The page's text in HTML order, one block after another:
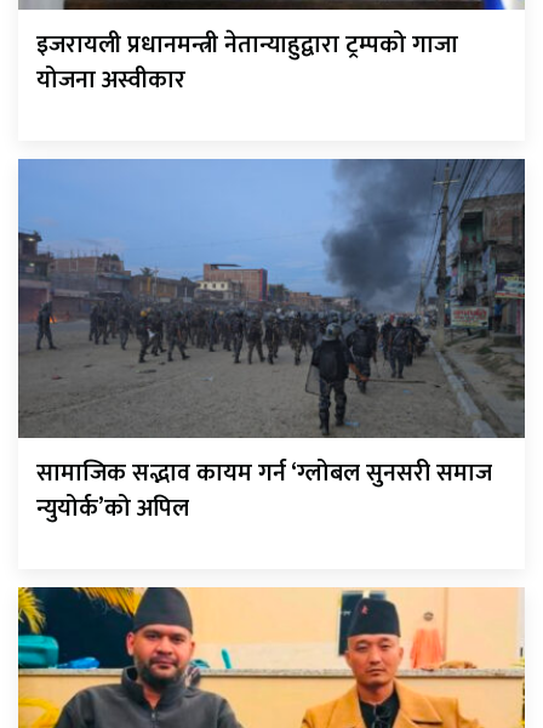
इजरायली प्रधानमन्त्री नेतान्याहुद्वारा ट्रम्पको गाजा
योजना अस्वीकार
सामाजिक सद्भाव कायम गर्न ‘ग्लोबल सुनसरी समाज
न्युयोर्क’को अपिल